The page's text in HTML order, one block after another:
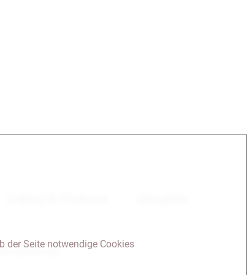
der Seite notwendige Cookies